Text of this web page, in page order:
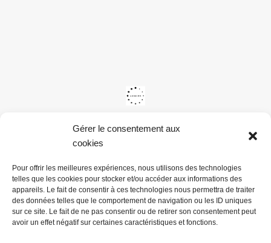
Gérer le consentement aux
cookies
Pour offrir les meilleures expériences, nous utilisons des technologies
telles que les cookies pour stocker et/ou accéder aux informations des
appareils. Le fait de consentir à ces technologies nous permettra de traiter
des données telles que le comportement de navigation ou les ID uniques
sur ce site. Le fait de ne pas consentir ou de retirer son consentement peut
avoir un effet négatif sur certaines caractéristiques et fonctions.